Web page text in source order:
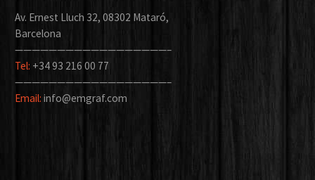
Av. Ernest Lluch 32, 08302 Mataró,
Barcelona
——————————————————–
Tel: +34 93 216 00 77
——————————————————–
Email: info@emgraf.com